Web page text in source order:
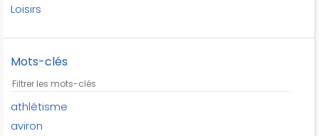
Loisirs
Mots-clés
athlétisme
aviron